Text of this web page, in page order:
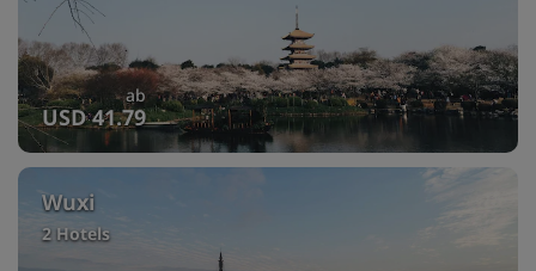
ab
USD 41.79
Wuxi
2 Hotels